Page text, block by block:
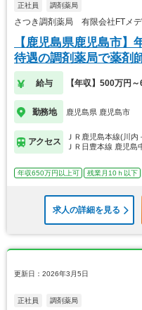
正社員 調剤薬局
さつき調剤薬局 有限会社FTメ
【鹿児島県鹿児島市
待遇の調剤薬局で薬剤
給与 【年収】500万円
勤務地 鹿児島県 鹿児島市
アクセス
ＪＲ鹿児島本線(川
ＪＲ日豊本線 鹿児
年収650万円以上可 残業月10ｈ以下
求人の詳細を見る
更新日：2026年3月5日
正社員 調剤薬局